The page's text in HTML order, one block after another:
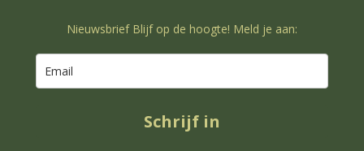
Nieuwsbrief Blijf op de hoogte! Meld je aan:
Schrijf in